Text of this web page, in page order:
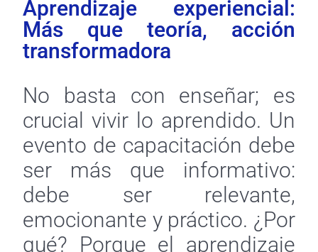
Aprendizaje experiencial:
Más que teoría, acción
transformadora
No basta con enseñar; es
crucial vivir lo aprendido. Un
evento de capacitación debe
ser más que informativo:
debe ser relevante,
emocionante y práctico. ¿Por
qué? Porque el aprendizaje